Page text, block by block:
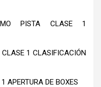
PISTA CLASE 1
1 CLASIFICACIÓN
APERTURA DE BOXES